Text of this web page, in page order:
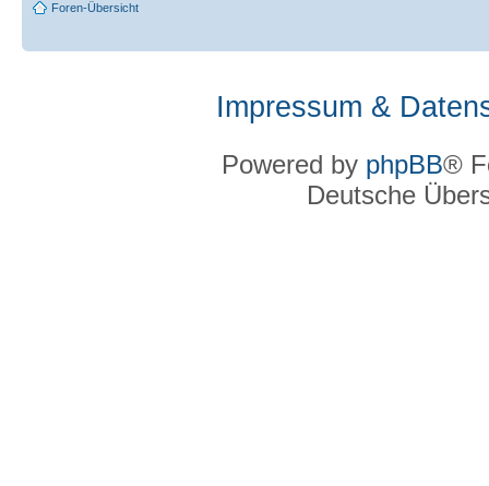
Foren-Übersicht
Impressum &
Powered by phpBB®
Deutsche